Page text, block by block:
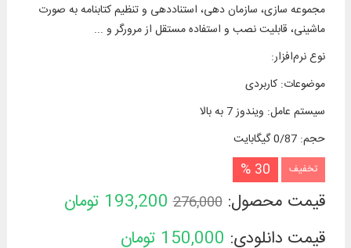
مجموعه ‌سازی، سازمان ‌دهی، استناددهی و تنظیم کتابنامه به صورت
ماشینی، قابلیت نصب و استفاده مستقل از مرورگر و ...
نوع نرم‌افزار:
موضوعات:کاربردی
سیستم عامل: ویندوز 7 به بالا
حجم:0/87 گیگابایت
تخفیف 30 %
قیمت محصول:276,000
193,200 تومان
قیمت دانلودی: 150,000 تومان